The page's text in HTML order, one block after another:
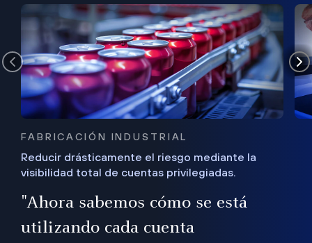
FABRICACIÓN INDUSTRIAL
Reducir drásticamente el riesgo mediante la
visibilidad total de cuentas privilegiadas.
"Ahora sabemos cómo se está
utilizando cada cuenta